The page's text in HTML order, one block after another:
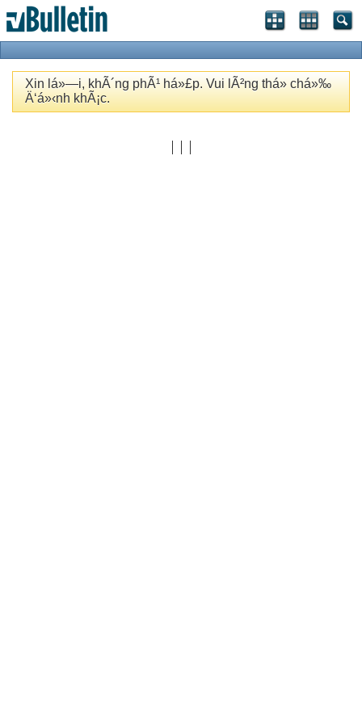
Xin lá»—i, khÃ´ng phÃ¹ há»£p. Vui lÃ²ng thá»­ chá»‰
Ä‘á»‹nh khÃ¡c.